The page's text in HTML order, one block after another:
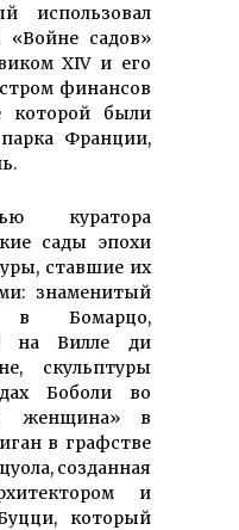
использовал
садов»
XIV и его
финансов
которой были
Франции,
куратора
сады эпохи
ставшие их
знаменитый
в Бомарцо,
на Вилле ди
скульптуры
Боболи во
женщина» в
в графстве
созданная
и
который